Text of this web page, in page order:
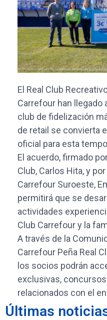
El Real Club
Carrefour han llegado
club de fidelización
de retail se convierta
oficial para esta
El acuerdo, firmado
Club, Carlos Hita, y
Carrefour Suroeste,
permitirá que se
actividades
Club Carrefour y la
A través de la
Carrefour Peña Real
los socios podrán
exclusivas,
relacionados con el
Últimas